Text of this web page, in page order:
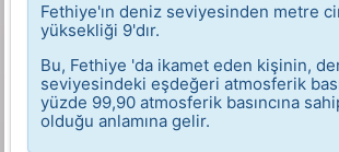
Fethiye'ın deniz seviyesinden metre
yüksekliği 9'dır.
Bu, Fethiye 'da ikamet eden kişinin,
seviyesindeki eşdeğeri atmosferik
yüzde 99,90 atmosferik basıncına
olduğu anlamına gelir.